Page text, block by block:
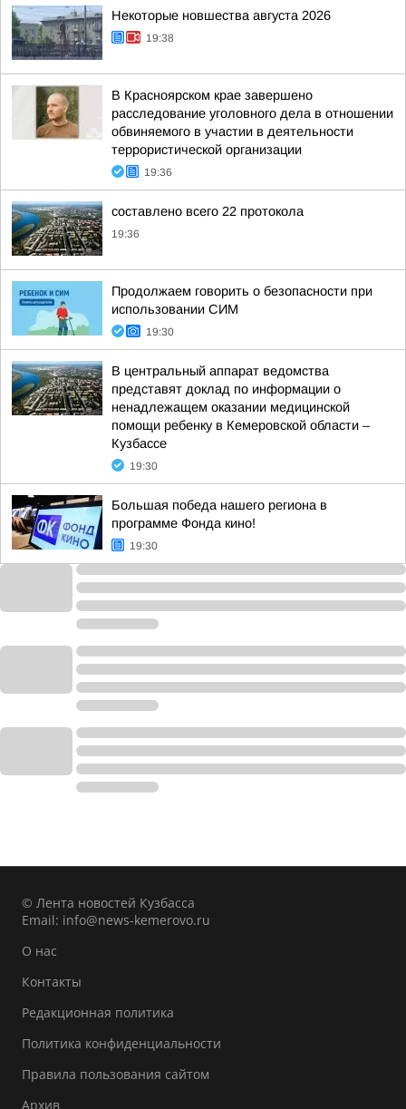
Некоторые новшества августа 2026
19:38
В Красноярском крае завершено
расследование уголовного дела в отношении
обвиняемого в участии в деятельности
террористической организации
19:36
составлено всего 22 протокола
19:36
Продолжаем говорить о безопасности при
использовании СИМ
19:30
В центральный аппарат ведомства
представят доклад по информации о
ненадлежащем оказании медицинской
помощи ребенку в Кемеровской области –
Кузбассе
19:30
Большая победа нашего региона в
программе Фонда кино!
19:30
© Лента новостей Кузбасса
Email: info@news-kemerovo.ru
О нас
Контакты
Редакционная политика
Политика конфиденциальности
Правила пользования сайтом
Архив